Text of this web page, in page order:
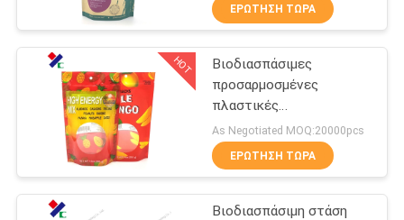
ΈΛΕΓΧΟΣ
ΜΑΣ
ΕΛΆΤΕ
ΕΠΑΦΉ
ΜΕ
Ανακυκλώσιμες
συσκευάζοντας
τσάντες
ΕΡΏΤΗΣΗ ΤΏΡΑ
HOT
Βιοδιασπάσιμες
προσαρμοσμένες
πλαστικές
συσκευάζοντας τσάντες
As Negotiated MOQ:20000pcs
ΕΡΏΤΗΣΗ ΤΏΡΑ
Βιοδιασπάσιμη στάση